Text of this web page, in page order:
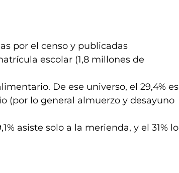
por el censo y publicadas
escolar (1,8 millones de
De ese universo, el 29,4% es
(por lo general almuerzo y desayuno
asiste solo a la merienda, y el 31% lo